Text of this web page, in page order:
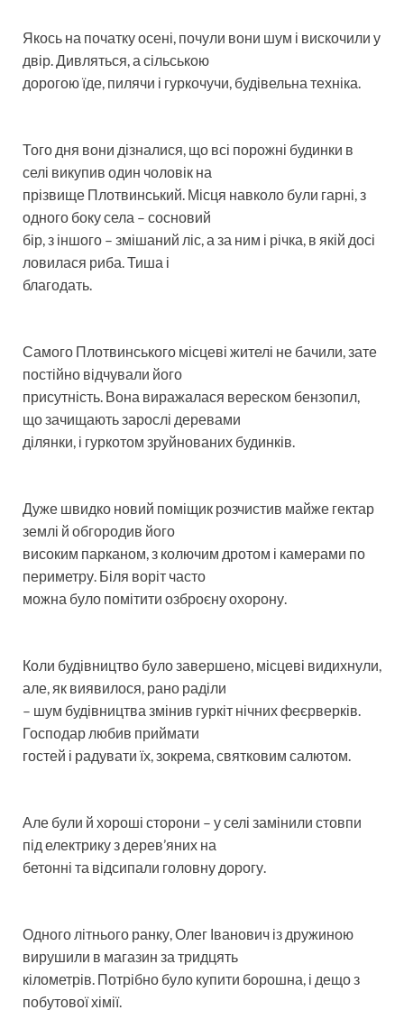
Якось на початку осені, почули вони шум і вискочили у
двір. Дивляться, а сільською
дорогою їде, пилячи і гуркочучи, будівельна техніка.
Того дня вони дізналися, що всі порожні будинки в
селі викупив один чоловік на
прізвище Плотвинський. Місця навколо були гарні, з
одного боку села – сосновий
бір, з іншого – змішаний ліс, а за ним і річка, в якій досі
ловилася риба. Тиша і
благодать.
Самого Плотвинського місцеві жителі не бачили, зате
постійно відчували його
присутність. Вона виражалася вереском бензопил,
що зачищають зарослі деревами
ділянки, і гуркотом зруйнованих будинків.
Дуже швидко новий поміщик розчистив майже гектар
землі й обгородив його
високим парканом, з колючим дротом і камерами по
периметру. Біля воріт часто
можна було помітити озброєну охорону.
Коли будівництво було завершено, місцеві видихнули,
але, як виявилося, рано раділи
– шум будівництва змінив гуркіт нічних феєрверків.
Господар любив приймати
гостей і радувати їх, зокрема, святковим салютом.
Але були й хороші сторони – у селі замінили стовпи
під електрику з дерев’яних на
бетонні та відсипали головну дорогу.
Одного літнього ранку, Олег Іванович із дружиною
вирушили в магазин за тридцять
кілометрів. Потрібно було купити борошна, і дещо з
побутової хімії.